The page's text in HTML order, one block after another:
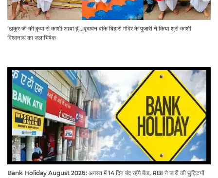
'ठाकुर जी की कृपा से काशी आया हूं'...वृंदावन बांके बिहारी मंदिर के पुजारी ने किया श्री काशी
विश्वनाथ का जलाभिषेक
Bank Holiday August 2026: अगस्त में 14 दिन बंद रहेंगे बैंक, RBI ने जारी की छुट्टियों